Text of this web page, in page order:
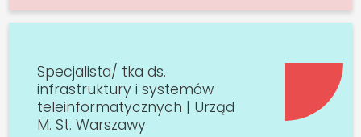
Specjalista/ tka ds.
infrastruktury i systemów
teleinformatycznych | Urząd
M. St. Warszawy